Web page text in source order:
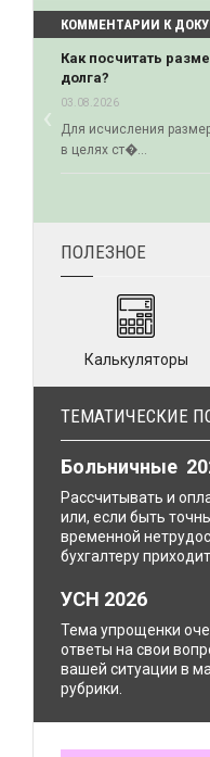
КОММЕНТАРИИ К
Как посчитать
долга?
03.08.2026
Для исчисления
в целях ст�...
‹Previous
ПОЛЕЗНОЕ
Калькуляторы
ТЕМАТИЧЕСКИЕ
Больничные
Рассчитывать и
или, если быть
временной
бухгалтеру
УСН 2026
Тема упрощенки
ответы на свои
вашей ситуации в
рубрики.